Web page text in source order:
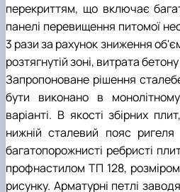
перекриттям, що включає
панелі перевищення питомої
3 рази за рахунок зниження
розтягнутій зоні, витрата
Запропоноване рішення
бути виконано в
варіанті. В якості збірних
нижній сталевий пояс
багатопорожнисті ребристі
профнастилом ТП 128,
рисунку. Арматурні петлі